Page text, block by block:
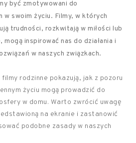
być zmotywowani do
w swoim życiu. Filmy, w których
trudności, rozkwitają w miłości lub
mogą inspirować nas do działania i
w naszych związkach.
rodzinne pokazują, jak z pozoru
życiu mogą prowadzić do
w domu. Warto zwrócić uwagę
na ekranie i zastanowić
podobne zasady w naszych